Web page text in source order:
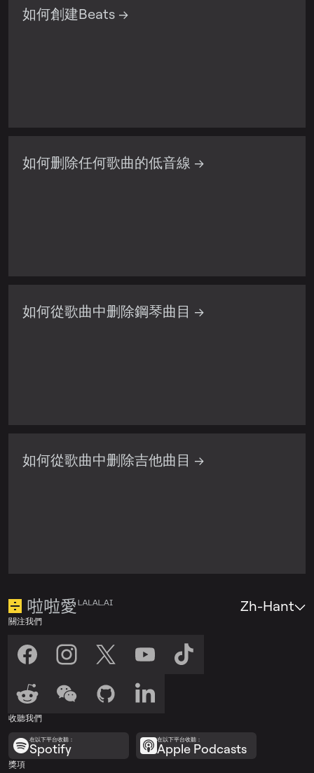
如何創建Beats →
如何删除任何歌曲的低音線 →
如何從歌曲中删除鋼琴曲目 →
如何從歌曲中删除吉他曲目 →
關注我們
收聽我們
在以下平台收聽：
Spotify
在以下平台收聽：
Apple Podcasts
獎項
Zh-Hant